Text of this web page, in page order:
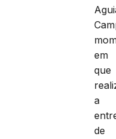
em
que
a
de